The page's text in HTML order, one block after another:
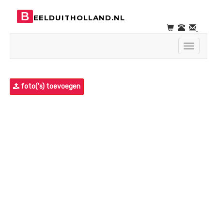
B EELDUITHOLLAND.NL
Toggle
foto('s) toevoegen